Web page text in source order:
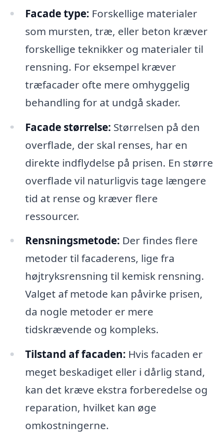
Facade type: Forskellige materialer
som mursten, træ, eller beton kræver
forskellige teknikker og materialer til
rensning. For eksempel kræver
træfacader ofte mere omhyggelig
behandling for at undgå skader.
Facade størrelse: Størrelsen på den
overflade, der skal renses, har en
direkte indflydelse på prisen. En større
overflade vil naturligvis tage længere
tid at rense og kræver flere
ressourcer.
Rensningsmetode: Der findes flere
metoder til facaderens, lige fra
højtryksrensning til kemisk rensning.
Valget af metode kan påvirke prisen,
da nogle metoder er mere
tidskrævende og kompleks.
Tilstand af facaden: Hvis facaden er
meget beskadiget eller i dårlig stand,
kan det kræve ekstra forberedelse og
reparation, hvilket kan øge
omkostningerne.